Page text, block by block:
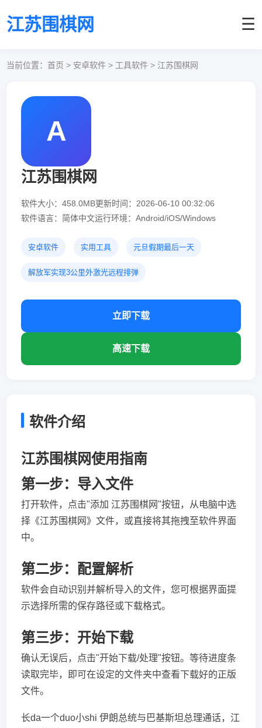
江苏围棋网 ☰
当前位置：首页 > 安卓软件 > 工具软件 > 江苏围棋网
A
江苏围棋网
软件大小：458.0MB更新时间：2026-06-10 00:32:06
软件语言：简体中文运行环境：Android/iOS/Windows
安卓软件 实用工具 元旦假期最后一天
解放军实现3公里外激光远程排弹
立即下载
高速下载
软件介绍
江苏围棋网使用指南
第一步：导入文件
打开软件，点击"添加 江苏围棋网"按钮，从电脑中选
择《江苏围棋网》文件，或直接将其拖拽至软件界面
中。
第二步：配置解析
软件会自动识别并解析导入的文件，您可根据界面提
示选择所需的保存路径或下载格式。
第三步：开始下载
确认无误后，点击"开始下载/处理"按钮。等待进度条
读取完毕，即可在设定的文件夹中查看下载好的正版
文件。
长da一个duo小shi 伊朗总统与巴基斯坦总理通话，江